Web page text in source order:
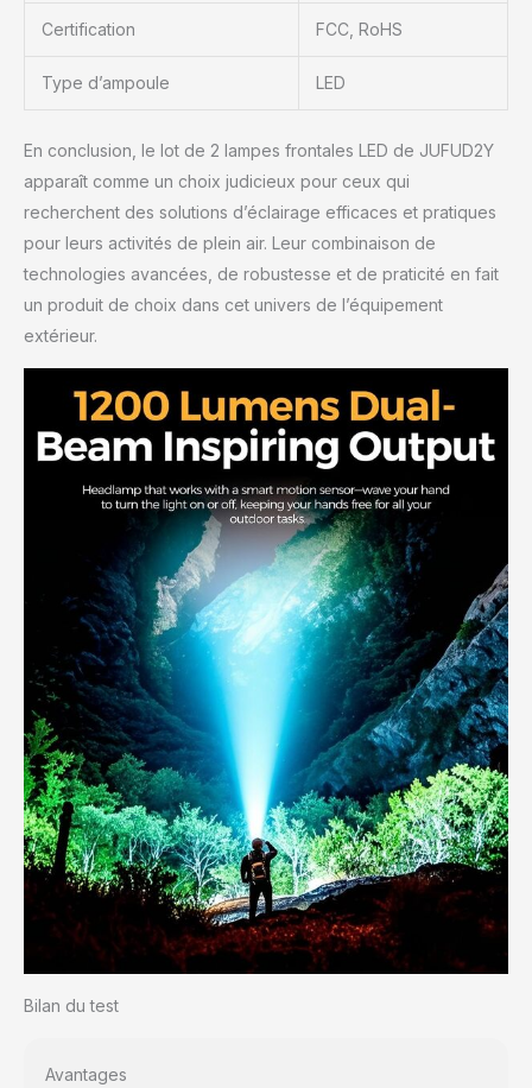
les sangles
Certification FCC, RoHS
Type d’ampoule LED
En conclusion, le lot de 2 lampes frontales LED de JUFUD2Y
apparaît comme un choix judicieux pour ceux qui
recherchent des solutions d’éclairage efficaces et pratiques
pour leurs activités de plein air. Leur combinaison de
technologies avancées, de robustesse et de praticité en fait
un produit de choix dans cet univers de l’équipement
extérieur.
Bilan du test
Avantages